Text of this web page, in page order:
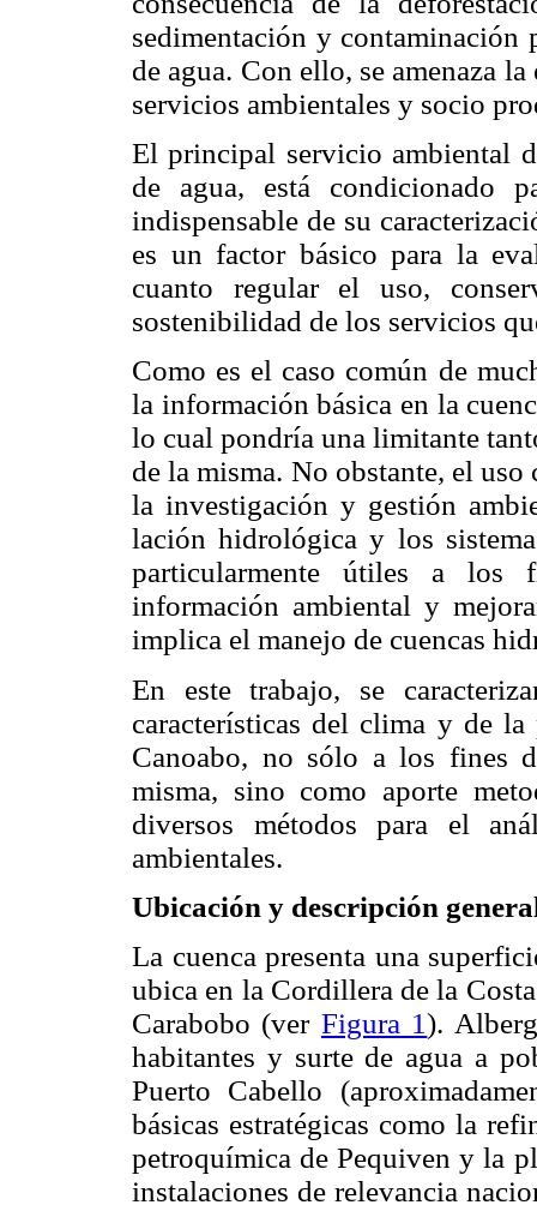
sedimentación y conta­minación
de agua. Con ello, se amenaza
servicios ambientales y socio
El principal servicio ambiental
de agua, está condicionado
indispensable de su
es un factor básico para la
cuanto regular el uso,
sostenibilidad de los servicios
Como es el caso común de
la información básica en la
lo cual pondría una limitante
de la misma. No obstante, el
la investigación y gestión
lación hidrológica y los
particularmente útiles a los
información ambiental y
implica el manejo de cuencas
En este trabajo, se
características del clima y de
Canoabo, no sólo a los fines
misma, sino como aporte
diversos métodos para el
ambientales.
Ubicación y descripción
La cuenca presenta una
ubica en la Cordillera de la
Carabobo (ver Figura 1).
habitantes y surte de agua a
Puerto Cabello
básicas estratégicas como la
petroquímica de Pequiven y la
instalaciones de relevancia